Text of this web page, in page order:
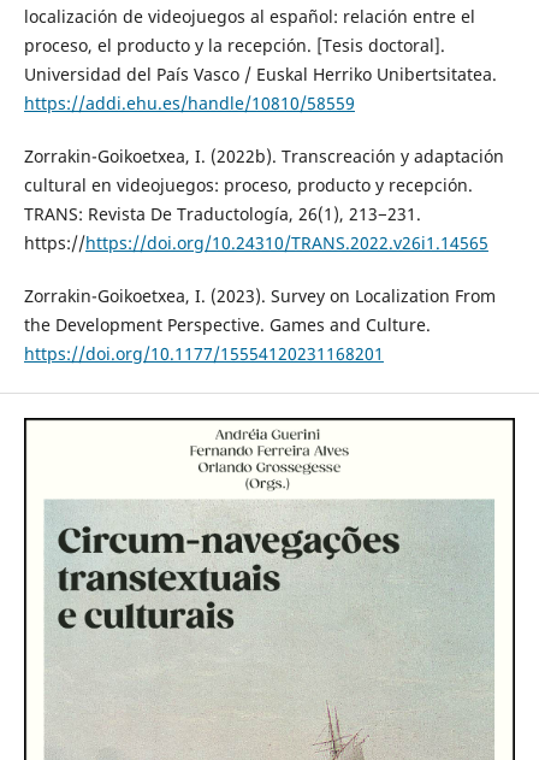
localización de videojuegos al español: relación entre el
proceso, el producto y la recepción. [Tesis doctoral].
Universidad del País Vasco / Euskal Herriko Unibertsitatea.
https://addi.ehu.es/handle/10810/58559
Zorrakin-Goikoetxea, I. (2022b). Transcreación y adaptación
cultural en videojuegos: proceso, producto y recepción.
TRANS: Revista De Traductología, 26(1), 213−231.
https://https://doi.org/10.24310/TRANS.2022.v26i1.14565
Zorrakin-Goikoetxea, I. (2023). Survey on Localization From
the Development Perspective. Games and Culture.
https://doi.org/10.1177/15554120231168201